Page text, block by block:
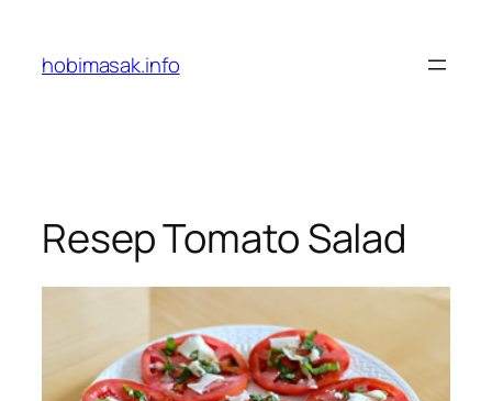
content
hobimasak.info
Resep Tomato Salad